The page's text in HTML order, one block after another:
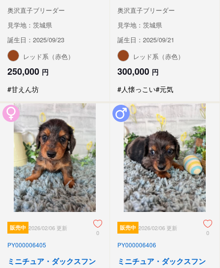
奥沢直子ブリーダー
見学地：茨城県
誕生日：2025/09/23
レッド系（赤色）
250,000 円
#甘えん坊
奥沢直子ブリーダー
見学地：茨城県
誕生日：2025/09/21
レッド系（赤色）
300,000 円
#人懐っこい#元気
販売中 2026/02/06 更新
0
PY000006405
ミニチュア・ダックスフン
販売中 2026/02/06 更新
0
PY000006406
ミニチュア・ダックスフン